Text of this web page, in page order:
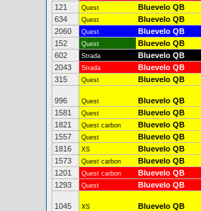
121 Quest Bluevelo QB
634 Quest Bluevelo QB
2060 Quest Bluevelo QB
152 Quest Bluevelo QB
602 Strada Bluevelo QB
2043 Strada Bluevelo QB
315 Quest Bluevelo QB
996 Quest Bluevelo QB
1581 Quest Bluevelo QB
1821 Quest carbon Bluevelo QB
1557 Quest Bluevelo QB
1816 XS Bluevelo QB
1573 Quest carbon Bluevelo QB
1201 Quest carbon Bluevelo QB
1293 Quest Bluevelo QB
1045 XS Bluevelo QB